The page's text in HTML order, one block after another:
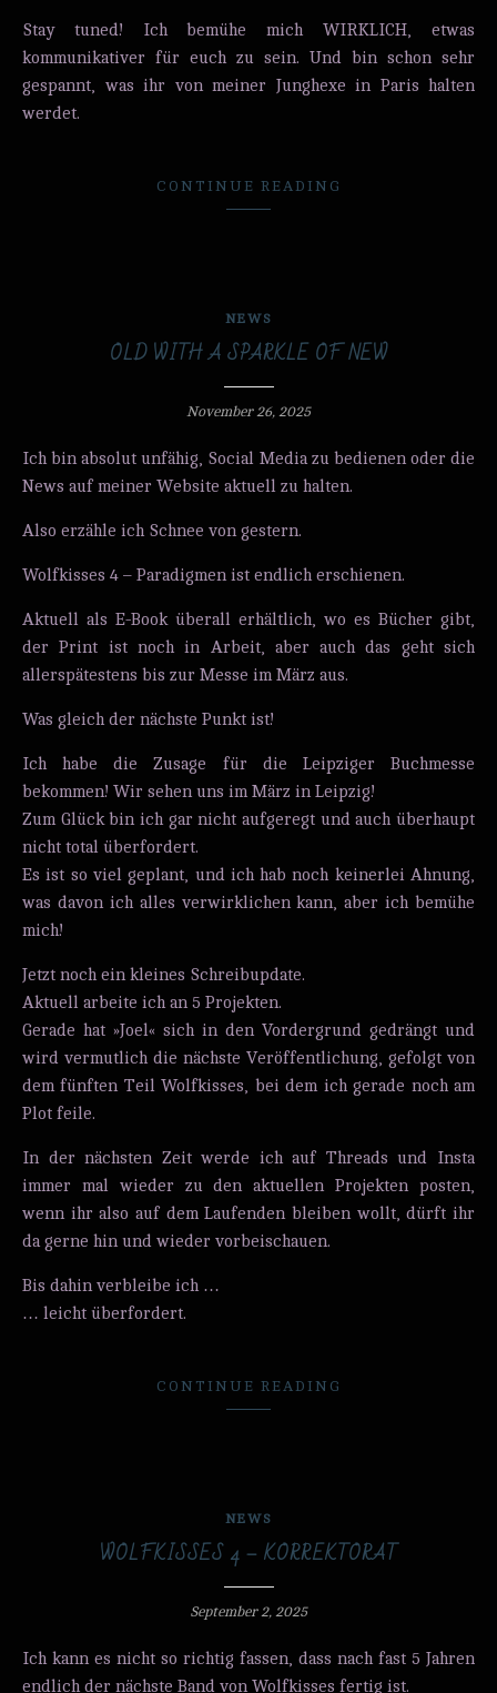
Stay tuned! Ich bemühe mich WIRKLICH, etwas
kommunikativer für euch zu sein. Und bin schon sehr
gespannt, was ihr von meiner Junghexe in Paris halten
werdet.
CONTINUE READING
NEWS
OLD WITH A SPARKLE OF NEW
November 26, 2025
Ich bin absolut unfähig, Social Media zu bedienen oder die
News auf meiner Website aktuell zu halten.
Also erzähle ich Schnee von gestern.
Wolfkisses 4 – Paradigmen ist endlich erschienen.
Aktuell als E-Book überall erhältlich, wo es Bücher gibt,
der Print ist noch in Arbeit, aber auch das geht sich
allerspätestens bis zur Messe im März aus.
Was gleich der nächste Punkt ist!
Ich habe die Zusage für die Leipziger Buchmesse
bekommen! Wir sehen uns im März in Leipzig!
Zum Glück bin ich gar nicht aufgeregt und auch überhaupt
nicht total überfordert.
Es ist so viel geplant, und ich hab noch keinerlei Ahnung,
was davon ich alles verwirklichen kann, aber ich bemühe
mich!
Jetzt noch ein kleines Schreibupdate.
Aktuell arbeite ich an 5 Projekten.
Gerade hat »Joel« sich in den Vordergrund gedrängt und
wird vermutlich die nächste Veröffentlichung, gefolgt von
dem fünften Teil Wolfkisses, bei dem ich gerade noch am
Plot feile.
In der nächsten Zeit werde ich auf Threads und Insta
immer mal wieder zu den aktuellen Projekten posten,
wenn ihr also auf dem Laufenden bleiben wollt, dürft ihr
da gerne hin und wieder vorbeischauen.
Bis dahin verbleibe ich …
… leicht überfordert.
CONTINUE READING
NEWS
WOLFKISSES 4 – KORREKTORAT
September 2, 2025
Ich kann es nicht so richtig fassen, dass nach fast 5 Jahren
endlich der nächste Band von Wolfkisses fertig ist.